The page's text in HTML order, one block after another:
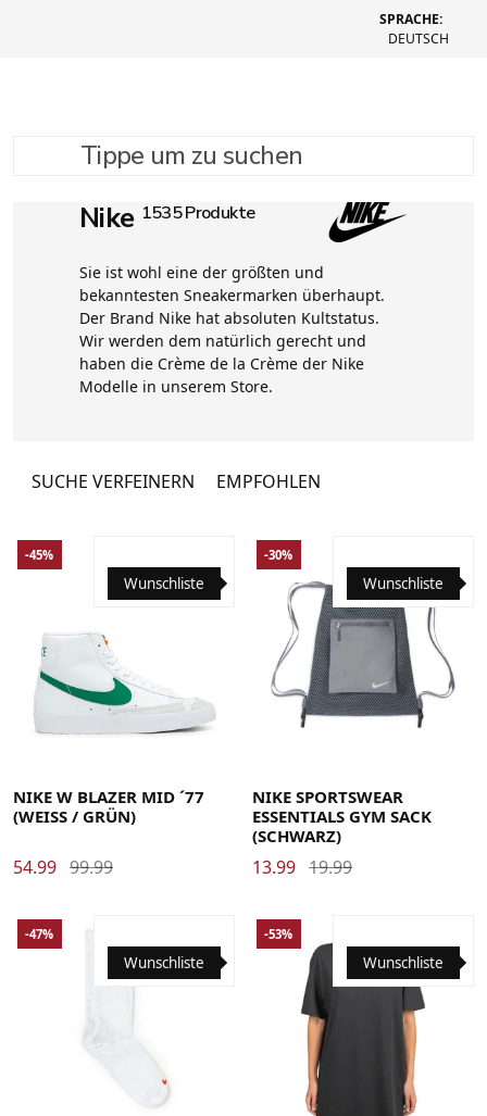
SPRACHE:
DEUTSCH
Tippe um zu suchen
Nike 1535 Produkte
Sie ist wohl eine der größten und
bekanntesten Sneakermarken überhaupt.
Der Brand Nike hat absoluten Kultstatus.
Wir werden dem natürlich gerecht und
haben die Crème de la Crème der Nike
Modelle in unserem Store.
SUCHE VERFEINERN EMPFOHLEN
35.53636.537.53838.5394040.5
Wunschliste
-45%
NIKE W BLAZER MID ´77
(WEISS / GRÜN)
54.99 99.99
Wunschliste
-30%
NIKE SPORTSWEAR
ESSENTIALS GYM SACK
(SCHWARZ)
13.99 19.99
Wunschliste
-47%
Wunschliste
-53%